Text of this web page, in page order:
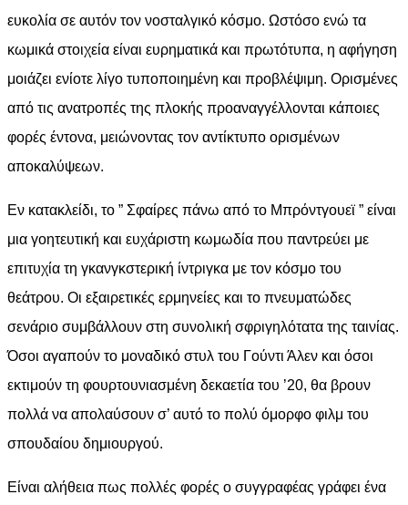
ευκολία σε αυτόν τον νοσταλγικό κόσμο. Ωστόσο ενώ τα
κωμικά στοιχεία είναι ευρηματικά και πρωτότυπα, η αφήγηση
μοιάζει ενίοτε λίγο τυποποιημένη και προβλέψιμη. Ορισμένες
από τις ανατροπές της πλοκής προαναγγέλλονται κάποιες
φορές έντονα, μειώνοντας τον αντίκτυπο ορισμένων
αποκαλύψεων.
Εν κατακλείδι, το ” Σφαίρες πάνω από το Μπρόντγουεϊ ” είναι
μια γοητευτική και ευχάριστη κωμωδία που παντρεύει με
επιτυχία τη γκανγκστερική ίντριγκα με τον κόσμο του
θεάτρου. Οι εξαιρετικές ερμηνείες και το πνευματώδες
σενάριο συμβάλλουν στη συνολική σφριγηλότατα της ταινίας.
Όσοι αγαπούν το μοναδικό στυλ του Γούντι Άλεν και όσοι
εκτιμούν τη φουρτουνιασμένη δεκαετία του ’20, θα βρουν
πολλά να απολαύσουν σ’ αυτό το πολύ όμορφο φιλμ του
σπουδαίου δημιουργού.
Είναι αλήθεια πως πολλές φορές ο συγγραφέας γράφει ένα